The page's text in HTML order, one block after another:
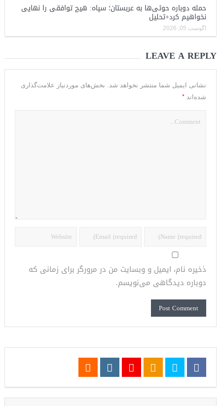
حمله دوباره حوثی‌ها به عربستان؛ سپاه: هیچ توافقی را نهایی
نخواهیم کرد+تحلیل
آگوست 05, 2026
LEAVE A REPLY
نشانی ایمیل شما منتشر نخواهد شد.
بخش‌های موردنیاز علامت‌گذاری
شده‌اند *
ذخیره نام، ایمیل و وبسایت من در مرورگر برای زمانی که
دوباره دیدگاهی می‌نویسم.